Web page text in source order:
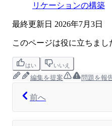
リケーションの構築
最終更新日 2026年7月3日
このページは役に立ちまし
はい いいえ
編集を提案 問題を報
前へ